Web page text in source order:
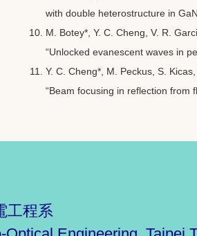
with double heterostructure in
M. Botey*, Y. C. Cheng, V. R.
“Unlocked evanescent waves in
Y. C. Cheng*, M. Peckus, S.
“Beam focusing in reflection from
工程系